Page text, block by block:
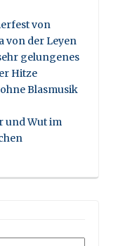
von
von der Leyen
gelungenes
Hitze
Blasmusik
und Wut im